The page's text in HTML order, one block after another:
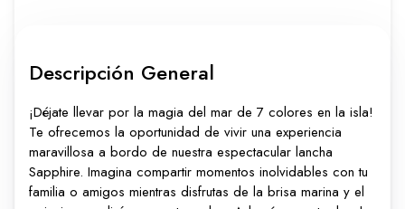
WhatsApp
Descripción General
¡Déjate llevar por la magia del mar de 7 colores en la isla!
Te ofrecemos la oportunidad de vivir una experiencia
maravillosa a bordo de nuestra espectacular lancha
Sapphire. Imagina compartir momentos inolvidables con tu
familia o amigos mientras disfrutas de la brisa marina y el